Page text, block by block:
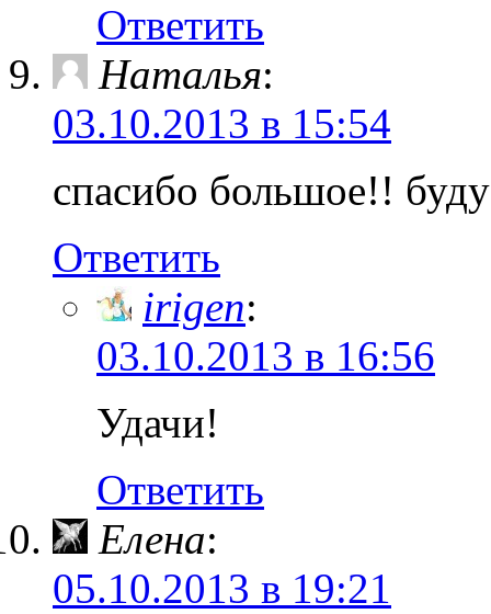
Ответить
Наталья:
03.10.2013 в 15:54
спасибо большое!!
Ответить
irigen:
03.10.2013 в 16:56
Удачи!
Ответить
Елена:
05.10.2013 в 19:21